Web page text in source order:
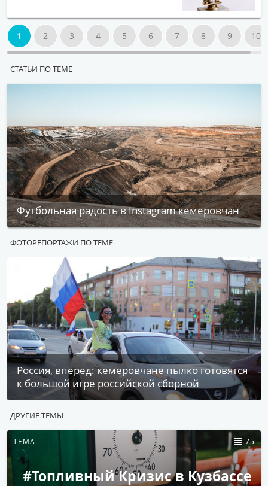
1 2 3 4 5 6 7 8 9 10
СТАТЬИ ПО ТЕМЕ
Футбольная радость в Instagram кемеровчан
ФОТОРЕПОРТАЖИ ПО ТЕМЕ
Россия, вперед: кемеровчане пылко готовятся
к большой игре российской сборной
ДРУГИЕ ТЕМЫ
ТЕМА 75
#Топливный Кризис в Кузбассе